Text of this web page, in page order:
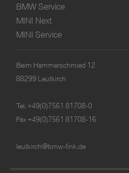
BMW Service
MINI Next
MINI Service
Beim Hammerschmied 12
88299 Leutkirch
Tel. +49(0)7561 81708-0
Fax +49(0)7561 81708-16
leutkirch@bmw-fink.de